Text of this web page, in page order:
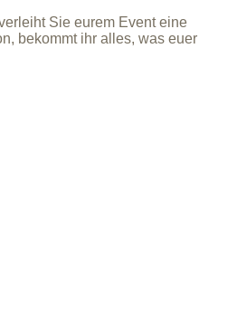
Sie eurem Event eine
bekommt ihr alles, was euer